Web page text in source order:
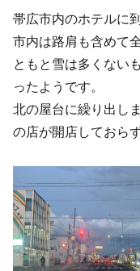
帯広市内のホテルに到
市内は路肩も含めて
ともと雪は多くない
ったようです。
北の屋台に繰り出し
の店が開店しておら